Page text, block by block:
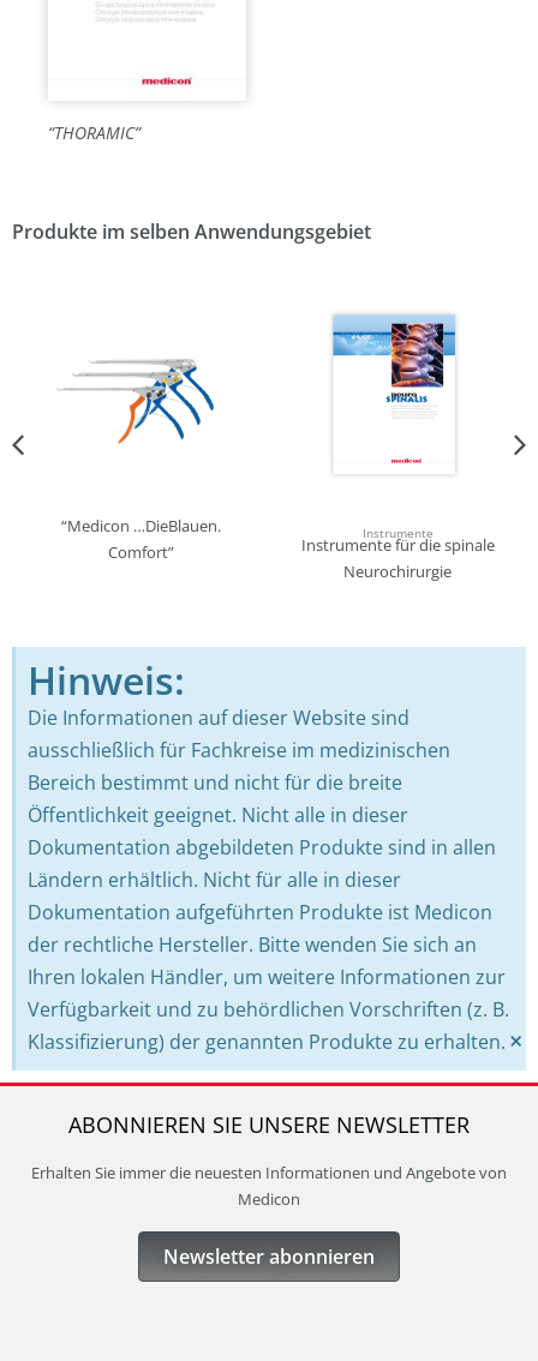
“THORAMIC”
Produkte im selben Anwendungsgebiet
“Medicon …DieBlauen.
Comfort”
Instrumente
Instrumente für die spinale
Neurochirurgie
Hinweis:
Die Informationen auf dieser Website sind
ausschließlich für Fachkreise im medizinischen
Bereich bestimmt und nicht für die breite
Öffentlichkeit geeignet. Nicht alle in dieser
Dokumentation abgebildeten Produkte sind in allen
Ländern erhältlich. Nicht für alle in dieser
Dokumentation aufgeführten Produkte ist Medicon
der rechtliche Hersteller. Bitte wenden Sie sich an
Ihren lokalen Händler, um weitere Informationen zur
Verfügbarkeit und zu behördlichen Vorschriften (z. B.
Klassifizierung) der genannten Produkte zu erhalten. ×
ABONNIEREN SIE UNSERE NEWSLETTER
Erhalten Sie immer die neuesten Informationen und Angebote von
Medicon
Newsletter abonnieren